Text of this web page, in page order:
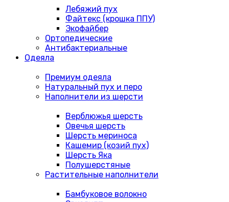
Лебяжий пух
Файтекс (крошка ППУ)
Экофайбер
Ортопедические
Антибактериальные
Одеяла
Премиум одеяла
Натуральный пух и перо
Наполнители из шерсти
Верблюжья шерсть
Овечья шерсть
Шерсть мериноса
Кашемир (козий пух)
Шерсть Яка
Полушерстяные
Растительные наполнители
Бамбуковое волокно